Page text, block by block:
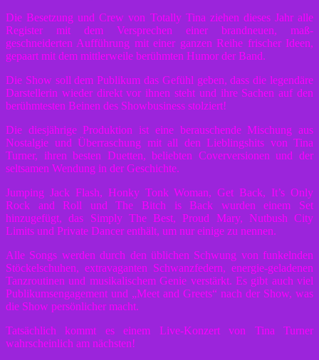
Die Besetzung und Crew von Totally Tina ziehen dieses Jahr alle
Register mit dem Versprechen einer brandneuen, maß-
geschneiderten Aufführung mit einer ganzen Reihe frischer Ideen,
gepaart mit dem mittlerweile berühmten Humor der Band.
Die Show soll dem Publikum das Gefühl geben, dass die legendäre
Darstellerin wieder direkt vor ihnen steht und ihre Sachen auf den
berühmtesten Beinen des Showbusiness stolziert!
Die diesjährige Produktion ist eine berauschende Mischung aus
Nostalgie und Überraschung mit all den Lieblingshits von Tina
Turner, ihren besten Duetten, beliebten Coverversionen und der
seltsamen Wendung in der Geschichte.
Jumping Jack Flash, Honky Tonk Woman, Get Back, It’s Only
Rock and Roll und The Bitch is Back wurden einem Set
hinzugefügt, das Simply The Best, Proud Mary, Nutbush City
Limits und Private Dancer enthält, um nur einige zu nennen.
Alle Songs werden durch den üblichen Schwung von funkelnden
Stöckelschuhen, extravaganten Schwanzfedern, energie-geladenen
Tanzroutinen und musikalischem Genie verstärkt. Es gibt auch viel
Publikumsengagement und „Meet and Greets“ nach der Show, was
die Show persönlicher macht.
Tatsächlich kommt es einem Live-Konzert von Tina Turner
wahrscheinlich am nächsten!